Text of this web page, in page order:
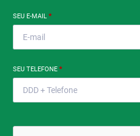
SEU E-MAIL*
SEU TELEFONE*